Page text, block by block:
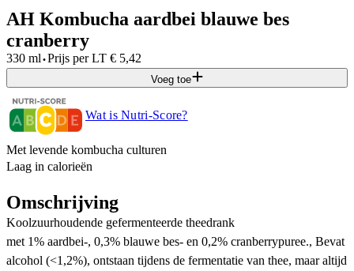
AH Kombucha aardbei blauwe bes
cranberry
330 ml·Prijs per LT € 5,42
Voeg toe
Wat is Nutri-Score?
Met levende kombucha culturen
Laag in calorieën
Omschrijving
Koolzuurhoudende gefermenteerde theedrank
met 1% aardbei-, 0,3% blauwe bes- en 0,2% cranberrypuree., Bevat
alcohol (<1,2%), ontstaan tijdens de fermentatie van thee, maar altijd